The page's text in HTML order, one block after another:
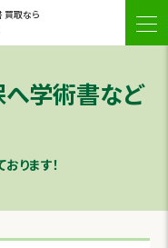
買取なら
学術書など
ります！